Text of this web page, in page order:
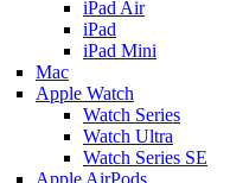
iPad Air
iPad
iPad Mini
Mac
Apple Watch
Watch Series
Watch Ultra
Watch Series SE
Apple AirPods